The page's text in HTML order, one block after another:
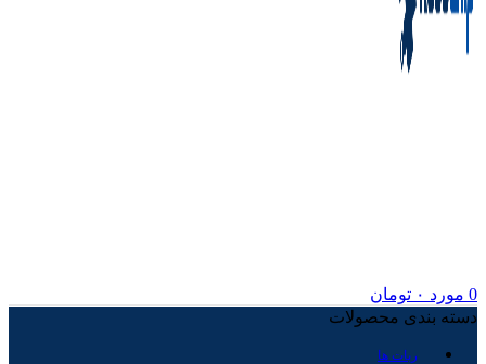
0 مورد ۰ تومان
دسته بندی محصولات
ربات ها